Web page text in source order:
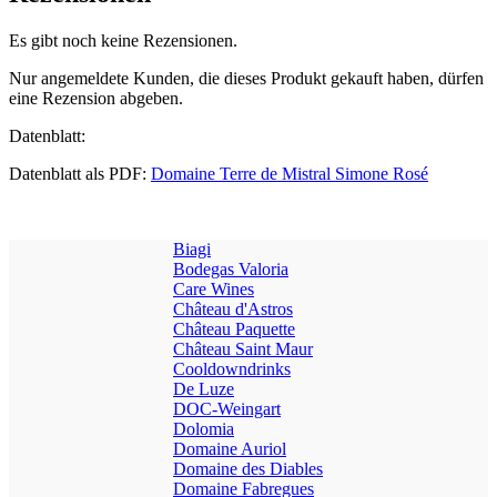
Es gibt noch keine Rezensionen.
Nur angemeldete Kunden, die dieses Produkt gekauft haben, dürfen
eine Rezension abgeben.
Datenblatt:
Datenblatt als PDF: Domaine Terre de Mistral Simone Rosé
Biagi
Bodegas Valoria
Care Wines
Château d'Astros
Château Paquette
Château Saint Maur
Cooldowndrinks
De Luze
DOC-Weingart
Dolomia
Domaine Auriol
Domaine des Diables
Domaine Fabregues